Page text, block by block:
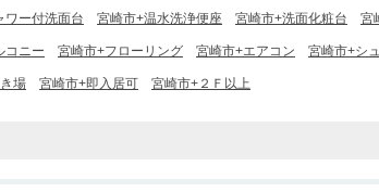
ワー付洗面台 宮崎市+温水洗浄便座 宮崎市+洗面化粧台 宮
コニー 宮崎市+フローリング 宮崎市+エアコン 宮崎市+シ
場 宮崎市+即入居可 宮崎市+２Ｆ以上